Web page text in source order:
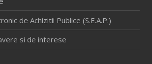
de Achizitii Publice (S.E.A.P.)
si de interese